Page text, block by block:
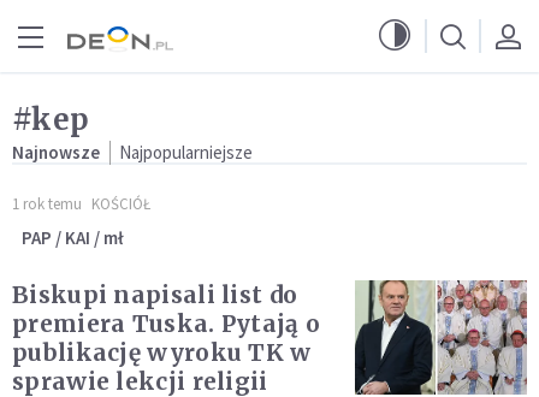
#kep
Najnowsze Najpopularniejsze
1 rok temu KOŚCIÓŁ
PAP / KAI / mł
Biskupi napisali list do
premiera Tuska. Pytają o
publikację wyroku TK w
sprawie lekcji religii